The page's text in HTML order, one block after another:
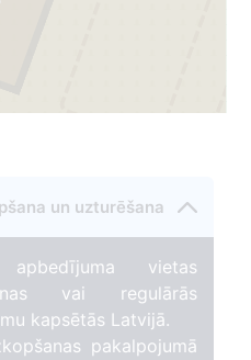
un uzturēšana
vietas
vai regulārās
kapsētās Latvijā.
pakalpojumā